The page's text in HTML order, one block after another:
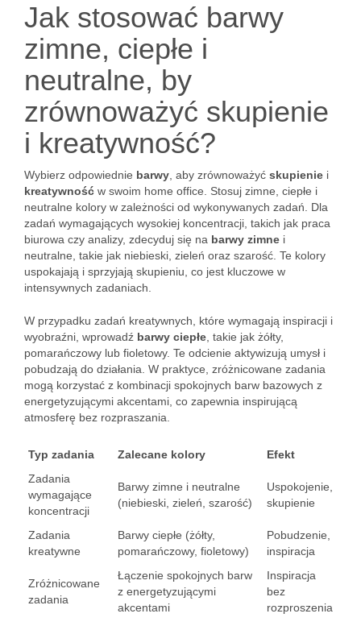
Jak stosować barwy
zimne, ciepłe i
neutralne, by
zrównoważyć skupienie
i kreatywność?
Wybierz odpowiednie barwy , aby zrównoważyć skupienie i
kreatywność w swoim home office. Stosuj zimne, ciepłe i
neutralne kolory w zależności od wykonywanych zadań. Dla
zadań wymagających wysokiej koncentracji, takich jak praca
biurowa czy analizy, zdecyduj się na barwy zimne i
neutralne, takie jak niebieski, zieleń oraz szarość. Te kolory
uspokajają i sprzyjają skupieniu, co jest kluczowe w
intensywnych zadaniach.
W przypadku zadań kreatywnych, które wymagają inspiracji i
wyobraźni, wprowadź barwy ciepłe , takie jak żółty,
pomarańczowy lub fioletowy. Te odcienie aktywizują umysł i
pobudzają do działania. W praktyce, zróżnicowane zadania
mogą korzystać z kombinacji spokojnych barw bazowych z
energetyzującymi akcentami, co zapewnia inspirującą
atmosferę bez rozpraszania.
Typ zadania Zalecane kolory
Efekt
Zadania
wymagające
koncentracji
Barwy zimne i neutralne
(niebieski, zieleń, szarość)
Uspokojenie,
skupienie
Zadania
kreatywne
Barwy ciepłe (żółty,
pomarańczowy, fioletowy)
Pobudzenie,
inspiracja
Zróżnicowane
zadania
Łączenie spokojnych barw
z energetyzującymi
akcentami
Inspiracja
bez
rozproszenia